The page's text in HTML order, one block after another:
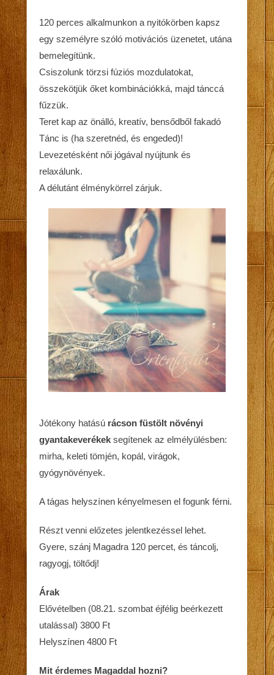
120 perces alkalmunkon a nyitókörben kapsz
egy személyre szóló motivációs üzenetet, utána
bemelegítünk.
Csiszolunk törzsi fúziós mozdulatokat,
összekötjük őket kombinációkká, majd tánccá
fűzzük.
Teret kap az önálló, kreatív, bensődből fakadó
Tánc is (ha szeretnéd, és engeded)!
Levezetésként női jógával nyújtunk és
relaxálunk.
A délutánt élménykörrel zárjuk.
Jótékony hatású rácson füstölt növényi
gyantakeverékek segítenek az elmélyülésben:
mirha, keleti tömjén, kopál, virágok,
gyógynövények.
A tágas helyszínen kényelmesen el fogunk férni.
Részt venni előzetes jelentkezéssel lehet.
Gyere, szánj Magadra 120 percet, és táncolj,
ragyogj, töltődj!
Árak
Elővételben (08.21. szombat éjfélig beérkezett
utalással) 3800 Ft
Helyszínen 4800 Ft
Mit érdemes Magaddal hozni?